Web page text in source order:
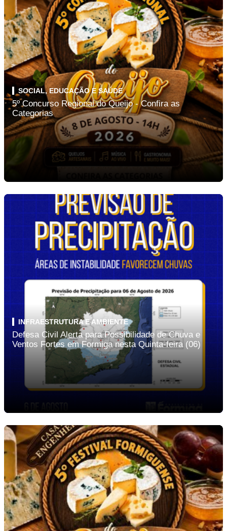
SOCIAL, EDUCAÇÃO E SAÚDE
5º Concurso Regional do Queijo - Confira as
Categorias
INFRAESTRUTURA E AMBIENTE
Defesa Civil Alerta para Possibilidade de Chuva e
Ventos Fortes em Formiga nesta Quinta-feira (06)